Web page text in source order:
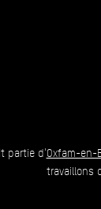
partie d'Oxfam-en-
travaillons